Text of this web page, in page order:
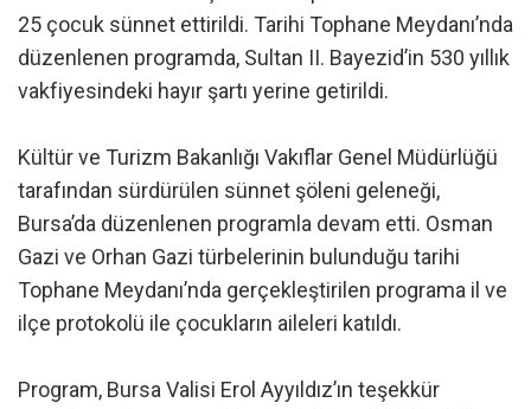
25 çocuk sünnet ettirildi. Tarihi Tophane Meydanı’nda
düzenlenen programda, Sultan II. Bayezid’in 530 yıllık
vakfiyesindeki hayır şartı yerine getirildi.
Kültür ve Turizm Bakanlığı Vakıflar Genel Müdürlüğü
tarafından sürdürülen sünnet şöleni geleneği,
Bursa’da düzenlenen programla devam etti. Osman
Gazi ve Orhan Gazi türbelerinin bulunduğu tarihi
Tophane Meydanı’nda gerçekleştirilen programa il ve
ilçe protokolü ile çocukların aileleri katıldı.
Program, Bursa Valisi Erol Ayyıldız’ın teşekkür